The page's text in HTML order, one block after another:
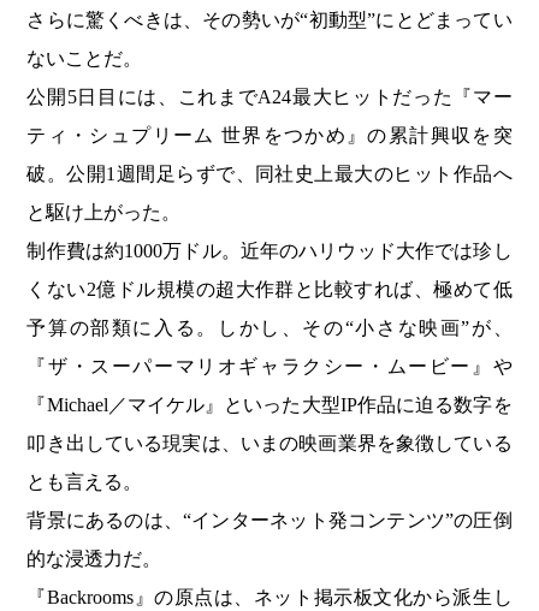
さらに驚くべきは、その勢いが“初動型”にとどまってい
ないことだ。
公開5日目には、これまでA24最大ヒットだった『マー
ティ・シュプリーム 世界をつかめ』の累計興収を突
破。公開1週間足らずで、同社史上最大のヒット作品へ
と駆け上がった。
制作費は約1000万ドル。近年のハリウッド大作では珍し
くない2億ドル規模の超大作群と比較すれば、極めて低
予算の部類に入る。しかし、その“小さな映画”が、
『ザ・スーパーマリオギャラクシー・ムービー』や
『Michael／マイケル』といった大型IP作品に迫る数字を
叩き出している現実は、いまの映画業界を象徴している
とも言える。
背景にあるのは、“インターネット発コンテンツ”の圧倒
的な浸透力だ。
『Backrooms』の原点は、ネット掲示板文化から派生し